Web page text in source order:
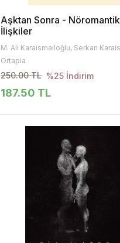
Aşktan Sonra - Nöromantik
İlişkiler
Ortapia
250.00 TL %25 İndirim
187.50 TL